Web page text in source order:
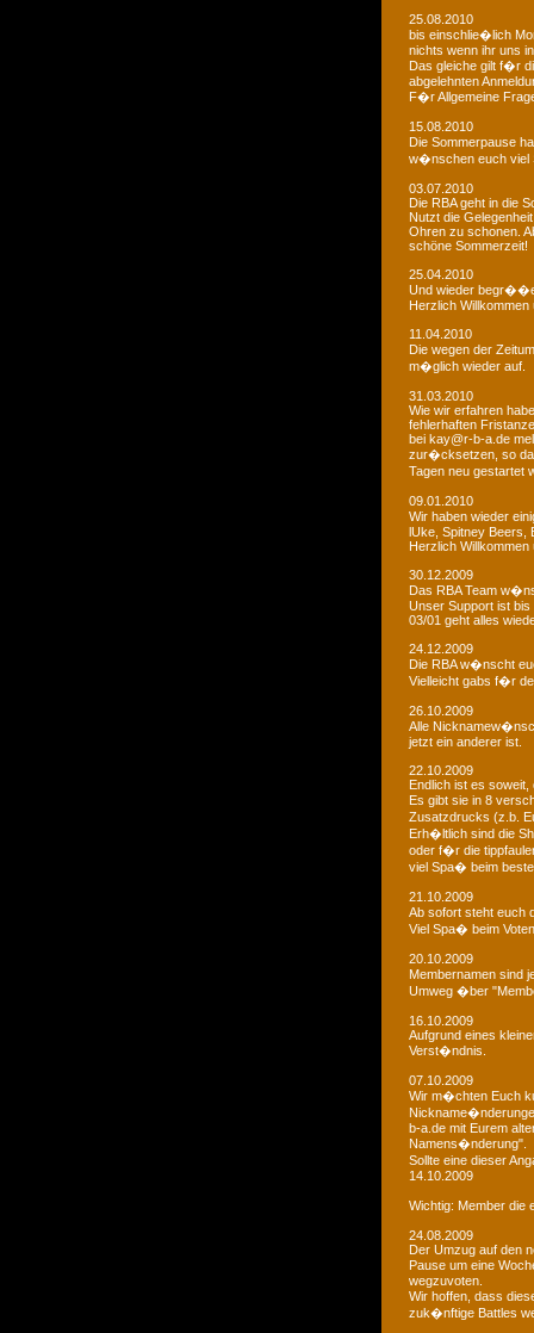
25.08.2010
bis einschlie�lich
nichts wenn ihr uns
Das gleiche gilt f�r
abgelehnten
F�r Allgemeine
15.08.2010
Die Sommerpause
w�nschen euch viel
03.07.2010
Die RBA geht in die
Nutzt die
Ohren zu schonen.
schöne Sommerzeit!
25.04.2010
Und wieder
Herzlich Willkommen
11.04.2010
Die wegen der
m�glich wieder auf.
31.03.2010
Wie wir erfahren
fehlerhaften
bei kay@r-b-a.de
zur�cksetzen, so
Tagen neu gestartet
09.01.2010
Wir haben wieder
lUke, Spitney Beers,
Herzlich Willkommen
30.12.2009
Das RBA Team
Unser Support ist bis
03/01 geht alles
24.12.2009
Die RBA w�nscht
Vielleicht gabs f�r
26.10.2009
Alle
jetzt ein anderer ist.
22.10.2009
Endlich ist es soweit,
Es gibt sie in 8
Zusatzdrucks (z.b.
Erh�ltlich sind die
oder f�r die
viel Spa� beim
21.10.2009
Ab sofort steht euch
Viel Spa� beim
20.10.2009
Membernamen sind
Umweg �ber
16.10.2009
Aufgrund eines
Verst�ndnis.
07.10.2009
Wir m�chten Euch
b-a.de mit Eurem
Namens�nderung".
Sollte eine dieser
14.10.2009
Wichtig: Member die
24.08.2009
Der Umzug auf den
Pause um eine
wegzuvoten.
Wir hoffen, dass
zuk�nftige Battles